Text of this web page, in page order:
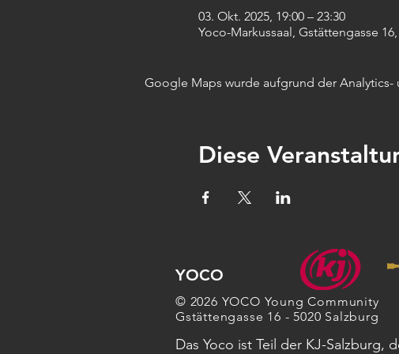
03. Okt. 2025, 19:00 – 23:30
Yoco-Markussaal, Gstättengasse
Google Maps wurde aufgrund der
Diese
YOCO
© 2026 YOCO Young Community
Gstättengasse 16 - 5020 Salzburg
Das Yoco ist Teil der KJ-Salzburg,